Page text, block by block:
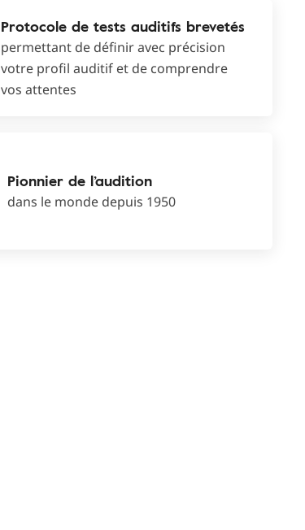
Protocole de tests auditifs brevetés
permettant de définir avec précision
votre profil auditif et de comprendre
vos attentes
Pionnier de l’audition
dans le monde depuis 1950